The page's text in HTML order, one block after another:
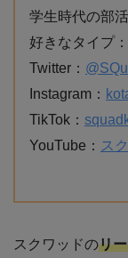
学生時代の部
好きなタイプ
Twitter：
Instagram：
TikTok：
YouTube： ス
スクワッドのリ